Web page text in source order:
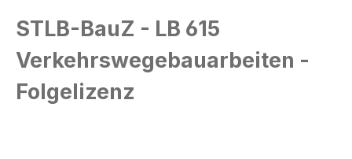
STLB-BauZ - LB 615
Verkehrswegebauarbeiten -
Folgelizenz